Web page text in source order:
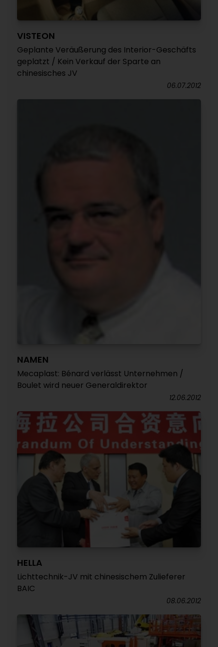
VISTEON
Geplante Veräußerung des Interior-Geschäfts
geplatzt / Kein Verkauf der Sparte an
chinesisches JV
06.07.2012
NAMEN
Mecaplast: Bénard verlässt Unternehmen /
Boulet wird neuer Generaldirektor
12.06.2012
HELLA
Lichttechnik-JV mit chinesischem Zulieferer
BAIC
08.06.2012